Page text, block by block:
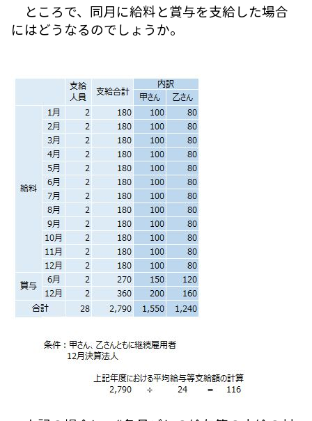
ところで、同月に給料と賞与を支給した場合
にはどうなるのでしょうか。